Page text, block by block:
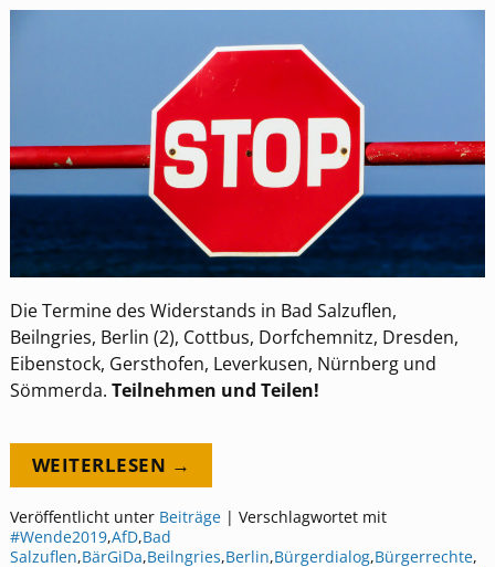
Die Termine des Widerstands in Bad Salzuflen,
Beilngries, Berlin (2), Cottbus, Dorfchemnitz, Dresden,
Eibenstock, Gersthofen, Leverkusen, Nürnberg und
Sömmerda. Teilnehmen und Teilen!
WEITERLESEN →
Veröffentlicht unter Beiträge| Verschlagwortet mit
#Wende2019,AfD,Bad
Salzuflen,BärGiDa,Beilngries,Berlin,Bürgerdialog,Bürgerrechte,